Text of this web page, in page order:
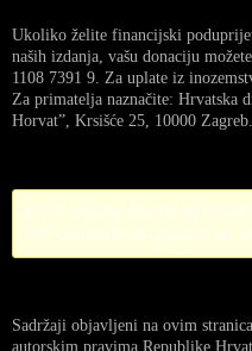
Ukoliko želite financijski
naših izdanja, vašu donaciju
1108 7391 9. Za uplate iz
Za primatelja naznačite: Hrvatska
Horvat”, Krsišće 25, 10000 Zagreb.
Sadržaji objavljeni na ovim
autorskim pravima Republike